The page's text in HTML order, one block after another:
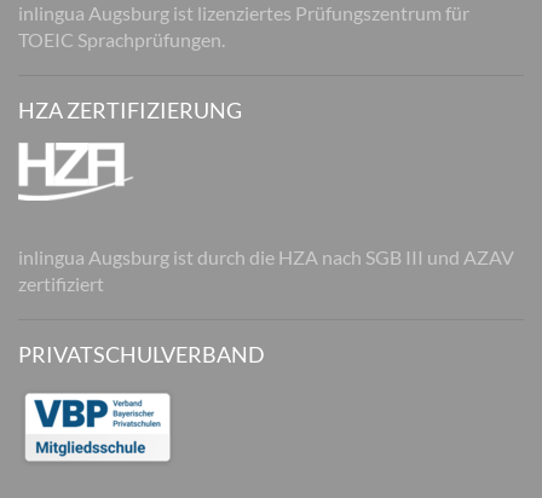
inlingua Augsburg ist lizenziertes Prüfungszentrum für
TOEIC Sprachprüfungen.
HZA ZERTIFIZIERUNG
inlingua Augsburg ist durch die HZA nach SGB III und AZAV
zertifiziert
PRIVATSCHULVERBAND